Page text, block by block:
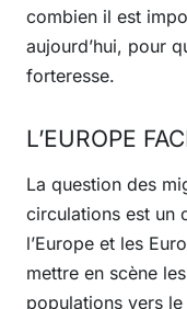
combien il est
aujourd’hui, pour
forteresse.
L’EUROPE
La question des
circulations est un
l’Europe et les
mettre en scène
populations vers